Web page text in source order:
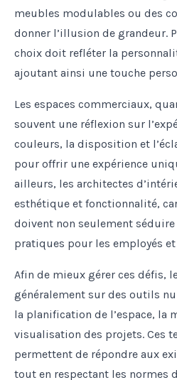
meubles modulables ou des
donner l’illusion de grandeur.
choix doit refléter la
ajoutant ainsi une touche
Les espaces commerciaux,
souvent une réflexion sur
couleurs, la disposition et
pour offrir une expérience
ailleurs, les architectes
esthétique et fonctionnalité,
doivent non seulement
pratiques pour les employés
Afin de mieux gérer ces défis,
généralement sur des outils
la planification de l’espace, la
visualisation des projets. Ces
permettent de répondre aux
tout en respectant les normes